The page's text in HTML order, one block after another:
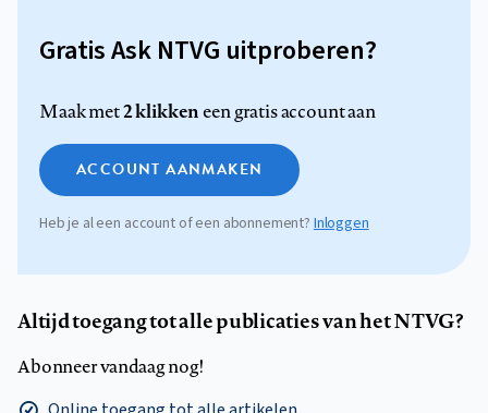
Gratis Ask NTVG uitproberen?
Maak met2 klikkeneen gratis account aan
ACCOUNT AANMAKEN
Heb je al een account of een abonnement?Inloggen
Altijd toegang tot alle publicaties van het NTVG?
Abonneer vandaag nog!